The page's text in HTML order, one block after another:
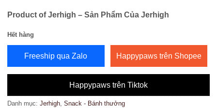
Product of Jerhigh – Sản Phẩm Của Jerhigh
Hết hàng
Freeship qua Zalo Happypaws trên Shopee
Happypaws trên Tiktok
Danh mục: Jerhigh Snack - Bánh thưởng